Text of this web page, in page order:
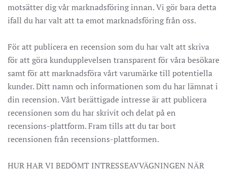
motsätter dig vår marknadsföring innan. Vi gör bara detta
ifall du har valt att ta emot marknadsföring från oss.
För att publicera en recension som du har valt att skriva
för att göra kundupplevelsen transparent för våra besökare
samt för att marknadsföra vårt varumärke till potentiella
kunder. Ditt namn och informationen som du har lämnat i
din recension. Vårt berättigade intresse är att publicera
recensionen som du har skrivit och delat på en
recensions-plattform. Fram tills att du tar bort
recensionen från recensions-plattformen.
HUR HAR VI BEDÖMT INTRESSEAVVÄGNINGEN NÄR